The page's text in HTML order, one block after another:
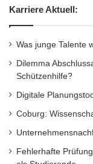
Als erstes
Blickwinkel die
Stand der
Wirtz verwies
in denen „die
bekannten
leichter“
Karriere Aktuell:
Was junge Talente
Dilemma
Schützenhilfe?
Digitale
Coburg:
Fehlerhafte